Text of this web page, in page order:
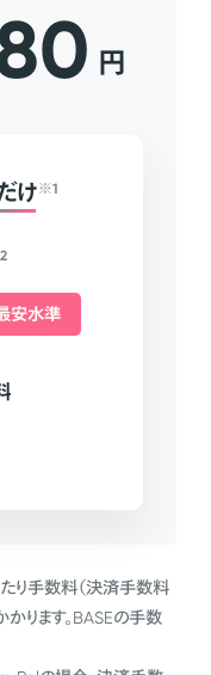
円
け ※1
安水準
り手数料（決済手数料
ります。BASEの手数